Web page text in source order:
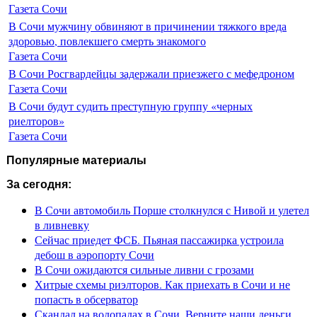
Газета Сочи
В Сочи мужчину обвиняют в причинении тяжкого вреда
здоровью, повлекшего смерть знакомого
Газета Сочи
В Сочи Росгвардейцы задержали приезжего с мефедроном
Газета Сочи
В Сочи будут судить преступную группу «черных
риелторов»
Газета Сочи
Популярные материалы
За сегодня:
В Сочи автомобиль Порше столкнулся с Нивой и улетел
в ливневку
Сейчас приедет ФСБ. Пьяная пассажирка устроила
дебош в аэропорту Сочи
В Сочи ожидаются сильные ливни с грозами
Хитрые схемы риэлторов. Как приехать в Сочи и не
попасть в обсерватор
Скандал на водопадах в Сочи. Верните наши деньги